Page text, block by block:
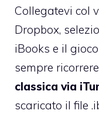
Collegatevi col
Dropbox,
iBooks e il
sempre
classica via
scaricato il file